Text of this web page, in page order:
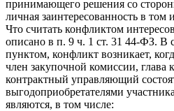
принимающего решения со
личная заинтересованность в том
Что считать конфликтом
описано в п. 9 ч. 1 ст. 31 44-ФЗ. В
пунктом, конфликт возникает,
член закупочной комиссии, глава
контрактный управляющий
выгодоприобретателями
являются, в том числе: